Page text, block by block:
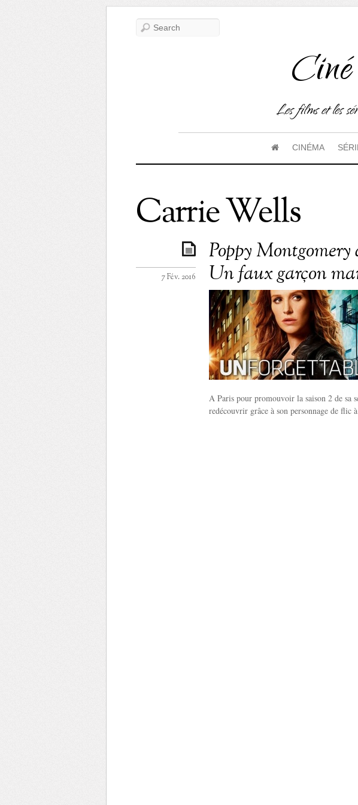
Les films et les
CINÉMA
Carrie Wells
Poppy
Un faux garçon
7 Fév. 2016
A Paris pour promouvoir la saison 2 de sa
redécouvrir grâce à son personnage de flic